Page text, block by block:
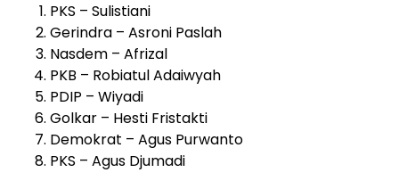
PKS – Sulistiani
Gerindra – Asroni Paslah
Nasdem – Afrizal
PKB – Robiatul Adaiwyah
PDIP – Wiyadi
Golkar – Hesti Fristakti
Demokrat – Agus Purwanto
PKS – Agus Djumadi